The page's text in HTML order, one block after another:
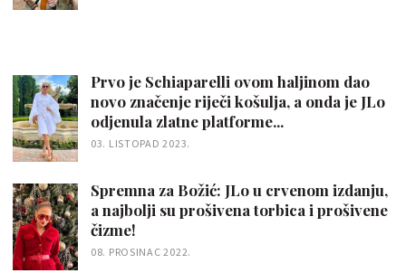
Prvo je Schiaparelli ovom haljinom dao
novo značenje riječi košulja, a onda je JLo
odjenula zlatne platforme...
03. LISTOPAD 2023.
Spremna za Božić: JLo u crvenom izdanju,
a najbolji su prošivena torbica i prošivene
čizme!
08. PROSINAC 2022.